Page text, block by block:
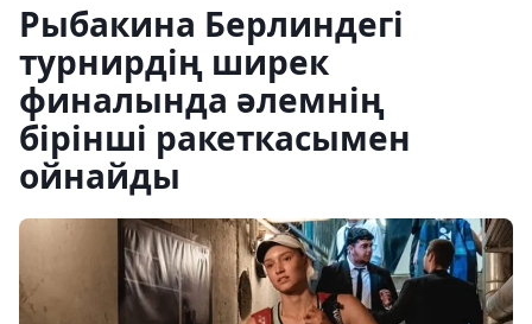
Рыбакина Берлиндегі
турнирдің ширек
финалында әлемнің
бірінші ракеткасымен
ойнайды